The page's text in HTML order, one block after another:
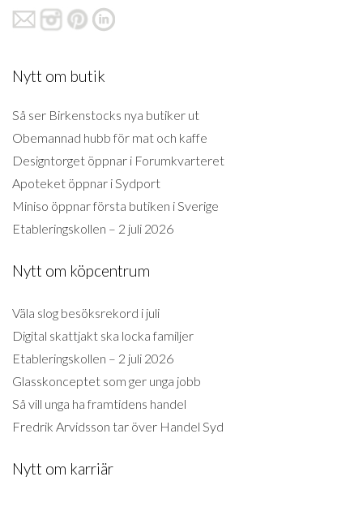
Nytt om butik
Så ser Birkenstocks nya butiker ut
Obemannad hubb för mat och kaffe
Designtorget öppnar i Forumkvarteret
Apoteket öppnar i Sydport
Miniso öppnar första butiken i Sverige
Etableringskollen – 2 juli 2026
Nytt om köpcentrum
Väla slog besöksrekord i juli
Digital skattjakt ska locka familjer
Etableringskollen – 2 juli 2026
Glasskonceptet som ger unga jobb
Så vill unga ha framtidens handel
Fredrik Arvidsson tar över Handel Syd
Nytt om karriär